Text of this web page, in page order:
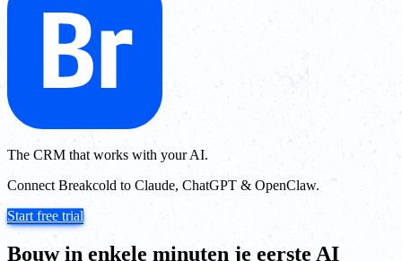
The CRM that works with your AI.
Connect Breakcold to Claude, ChatGPT & OpenClaw.
Start free trial
Bouw in enkele minuten je eerste AI